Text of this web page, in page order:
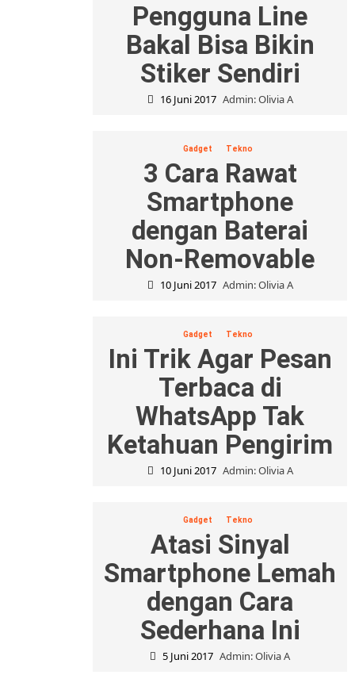
Pengguna Line
Bakal Bisa Bikin
Stiker Sendiri
16 Juni 2017 Admin: Olivia A
Gadget Tekno
3 Cara Rawat
Smartphone
dengan Baterai
Non-Removable
10 Juni 2017 Admin: Olivia A
Gadget Tekno
Ini Trik Agar Pesan
Terbaca di
WhatsApp Tak
Ketahuan Pengirim
10 Juni 2017 Admin: Olivia A
Gadget Tekno
Atasi Sinyal
Smartphone Lemah
dengan Cara
Sederhana Ini
5 Juni 2017 Admin: Olivia A